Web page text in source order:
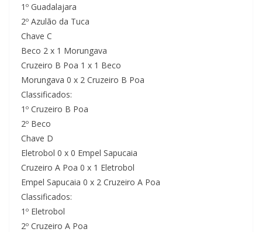
1º Guadalajara
2º Azulão da Tuca
Chave C
Beco 2 x 1 Morungava
Cruzeiro B Poa 1 x 1 Beco
Morungava 0 x 2 Cruzeiro B Poa
Classificados:
1º Cruzeiro B Poa
2º Beco
Chave D
Eletrobol 0 x 0 Empel Sapucaia
Cruzeiro A Poa 0 x 1 Eletrobol
Empel Sapucaia 0 x 2 Cruzeiro A Poa
Classificados:
1º Eletrobol
2º Cruzeiro A Poa